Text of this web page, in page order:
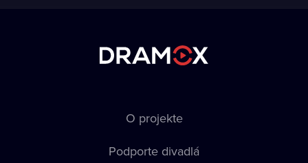
O projekte
Podporte divadlá